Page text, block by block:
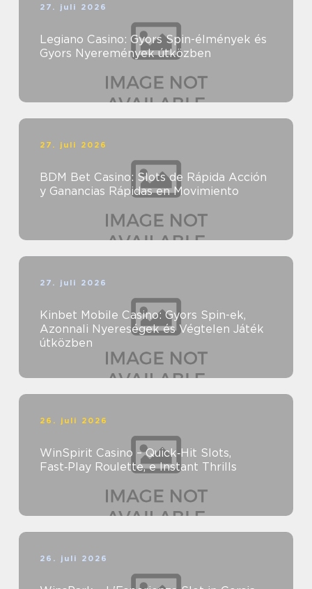
27. juli 2026
Legiano Casino: Gyors Spin-élmények és
Gyors Nyeremények útközben
27. juli 2026
BDM Bet Casino: Slots de Rápida Acción
y Ganancias Rápidas en Movimiento
27. juli 2026
Kinbet Mobile Casino: Gyors Spin-ek,
Azonnali Nyereségek és Végtelen Játék
útközben
26. juli 2026
WinSpirit Casino – Quick‑Hit Slots,
Fast‑Play Roulette, e Instant Thrills
26. juli 2026